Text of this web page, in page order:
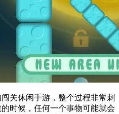
关休闲手游，整个过程非常刺
时候，任何一个事物可能就会